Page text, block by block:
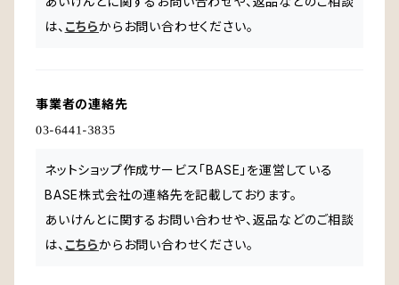
は、 こちらからお問い合わせください。
事業者の連絡先
ネットショップ作成サービス「BASE」を運営している
BASE株式会社の連絡先を記載しております。
あいけんとに関するお問い合わせや、返品などのご相談
は、 こちらからお問い合わせください。